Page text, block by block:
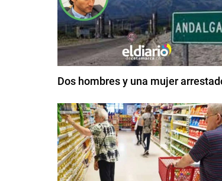
Dos hombres y una mujer